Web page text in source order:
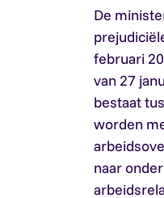
De
februari
van 27
bestaat
worden
naar